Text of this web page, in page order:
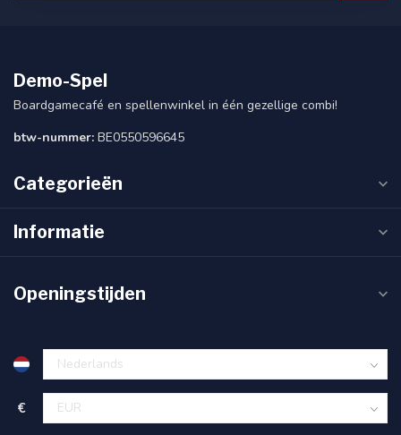
Demo-Spel
Boardgamecafé en spellenwinkel in één gezellige combi!
btw-nummer: BE0550596645
Categorieën
Informatie
Openingstijden
€